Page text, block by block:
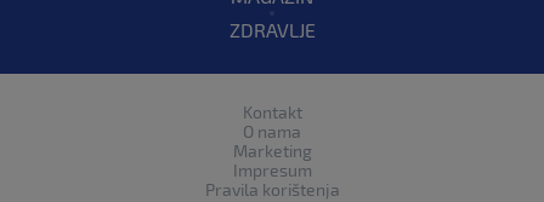
ZDRAVLJE
Kontakt
O nama
Marketing
Impresum
Pravila korištenja